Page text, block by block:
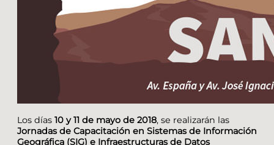
Los días 10 y 11 de mayo de 2018, se realizarán las
Jornadas de Capacitación en Sistemas de Información
Geográfica (SIG) e Infraestructuras de Datos